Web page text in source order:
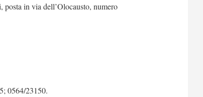
posta in via dell’Olocausto, numero
0564/23150.